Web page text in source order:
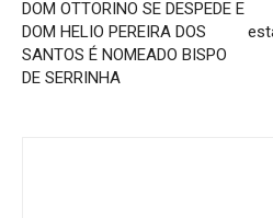
DOM OTTORINO SE DESPEDE E
DOM HELIO PEREIRA DOS
SANTOS É NOMEADO BISPO
DE SERRINHA